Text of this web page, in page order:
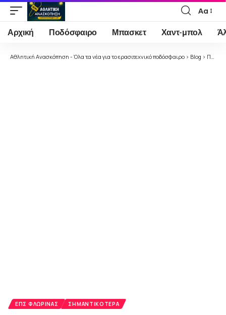
Font
Resizer
Αα
Αρχική Ποδόσφαιρο Μπασκετ Χαντ-μπολ
Αθλητική Ανασκόπηση - Όλα τα νέα για το ερασιτεχνικό ποδόσφαιρο > Blog > Ποδόσφαιρο
ΕΠΣ ΦΛΏΡΙΝΑΣ ΣΗΜΑΝΤΙΚΌΤΕΡΑ